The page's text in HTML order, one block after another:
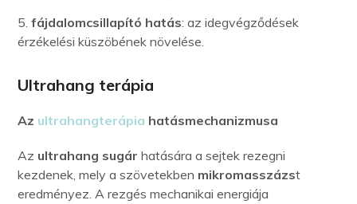
5.fájdalomcsillapító hatás: az idegvégződések
érzékelési küszöbének növelése.
Ultrahang terápia
Az ultrahangterápia hatásmechanizmusa
Az ultrahang sugár hatására a sejtek rezegni
kezdenek, mely a szövetekben mikromasszázst
eredményez. A rezgés mechanikai energiája